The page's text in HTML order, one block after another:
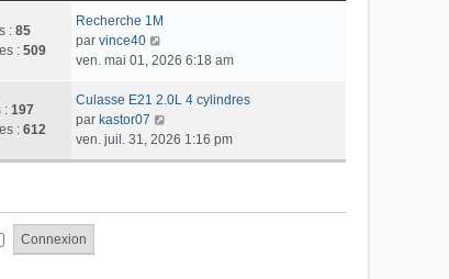
a
e
e
r
n
e
r
m
l
d
r
: 85
: 509
Recherche 1M
par vince40
o
s
u
l
t
l
ven. mai 01, 2026 6:18 am
: 197
: 612
Culasse E21 2.0L 4 cylindres
par kastor07
o
n
l
ven. juil. 31, 2026 1:16 pm